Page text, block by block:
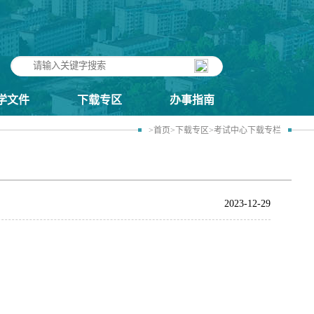
文件 下载专区 办事指南
>首页>下载专区>考试中心下载专栏
2023-12-29